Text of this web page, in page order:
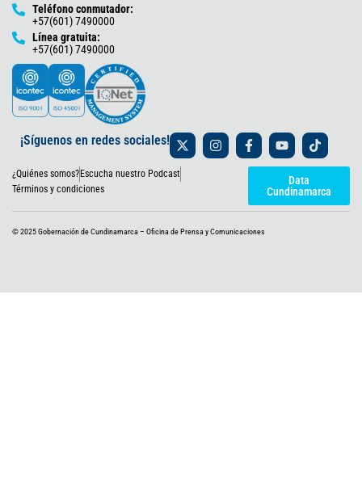
Teléfono conmutador:
+57(601) 7490000
Línea gratuita:
+57(601) 7490000
¡Síguenos en redes sociales!
X
-
t
t
e
I
n
s
r
a
F
a
c
o
o
k
Y
o
u
u
b
e
T
i
k
o
k
¿Quiénes somos? Escucha nuestro Podcast
Términos y condiciones
Data
Cundinamarca
© 2025 Gobernación de Cundinamarca – Oficina de Prensa y Comunicaciones